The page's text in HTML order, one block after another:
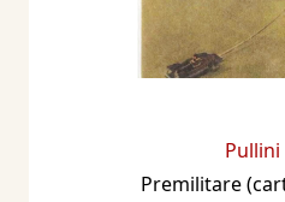
Pullini
Premilitare